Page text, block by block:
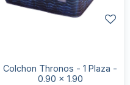
Colchon Thronos - 1 Plaza -
0.90 x 1.90